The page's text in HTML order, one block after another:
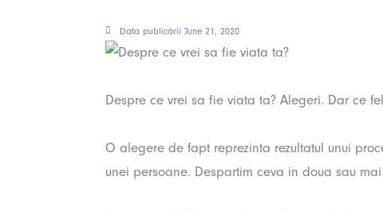
Data publicării June 21, 2020
Despre ce vrei sa fie viata ta? Alegeri. Dar ce
O alegere de fapt reprezinta rezultatul unui
unei persoane. Despartim ceva in doua sau